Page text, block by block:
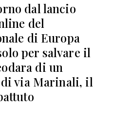
dal lancio
del
di Europa
per salvare il
di un
via Marinali, il